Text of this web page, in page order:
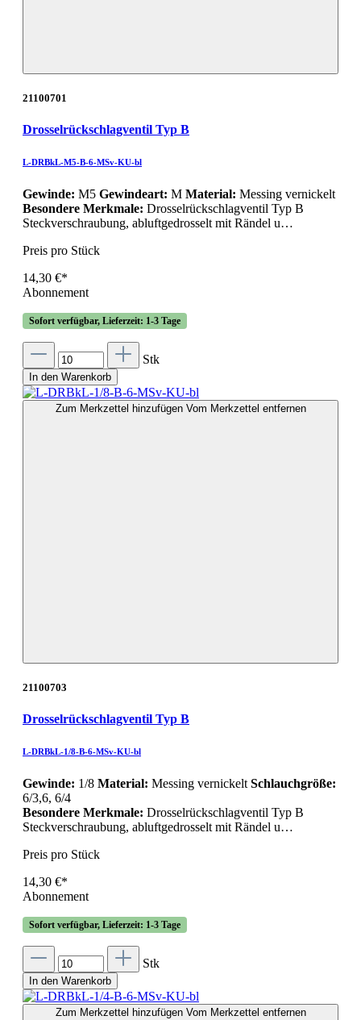
21100701
Drosselrückschlagventil Typ B
L-DRBkL-M5-B-6-MSv-KU-bl
Gewinde: M5 Gewindeart: M Material: Messing vernickelt
Besondere Merkmale: Drosselrückschlagventil Typ B
Steckverschraubung, abluftgedrosselt mit Rändel u…
Preis pro Stück
14,30 €*
Abonnement
Sofort verfügbar, Lieferzeit: 1-3 Tage
Stk
In den Warenkorb
Zum Merkzettel hinzufügen Vom Merkzettel entfernen
21100703
Drosselrückschlagventil Typ B
L-DRBkL-1/8-B-6-MSv-KU-bl
Gewinde: 1/8 Material: Messing vernickelt Schlauchgröße:
6/3,6, 6/4
Besondere Merkmale: Drosselrückschlagventil Typ B
Steckverschraubung, abluftgedrosselt mit Rändel u…
Preis pro Stück
14,30 €*
Abonnement
Sofort verfügbar, Lieferzeit: 1-3 Tage
Stk
In den Warenkorb
Zum Merkzettel hinzufügen Vom Merkzettel entfernen